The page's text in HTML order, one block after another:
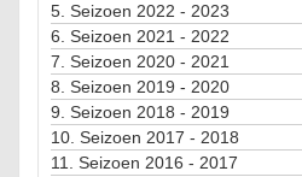
5. Seizoen 2022 - 2023
6. Seizoen 2021 - 2022
7. Seizoen 2020 - 2021
8. Seizoen 2019 - 2020
9. Seizoen 2018 - 2019
10. Seizoen 2017 - 2018
11. Seizoen 2016 - 2017